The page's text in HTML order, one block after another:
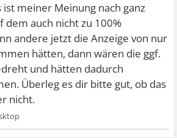
ist meiner Meinung nach ganz
dem auch nicht zu 100%
andere jetzt die Anzeige von nur
hätten, dann wären die ggf.
und hätten dadurch
Überleg es dir bitte gut, ob das
nicht.